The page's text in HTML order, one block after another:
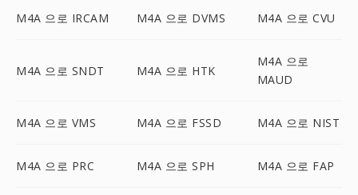
M4A 으로 IRCAM M4A 으로 DVMS M4A 으로 CVU
M4A 으로 SNDT M4A 으로 HTK
M4A 으로
MAUD
M4A 으로 VMS M4A 으로 FSSD M4A 으로 NIST
M4A 으로 PRC M4A 으로 SPH M4A 으로 FAP